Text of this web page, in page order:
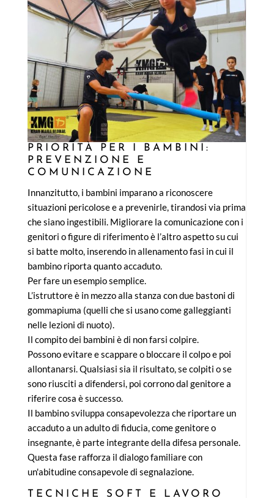
PRIORITÀ PER I BAMBINI:
PREVENZIONE E
COMUNICAZIONE
Innanzitutto, i bambini imparano a riconoscere
situazioni pericolose e a prevenirle, tirandosi via prima
che siano ingestibili. Migliorare la comunicazione con i
genitori o figure di riferimento è l’altro aspetto su cui
si batte molto, inserendo in allenamento fasi in cui il
bambino riporta quanto accaduto.
Per fare un esempio semplice.
L’istruttore è in mezzo alla stanza con due bastoni di
gommapiuma (quelli che si usano come galleggianti
nelle lezioni di nuoto).
Il compito dei bambini è di non farsi colpire.
Possono evitare e scappare o bloccare il colpo e poi
allontanarsi. Qualsiasi sia il risultato, se colpiti o se
sono riusciti a difendersi, poi corrono dal genitore a
riferire cosa è successo.
Il bambino sviluppa consapevolezza che riportare un
accaduto a un adulto di fiducia, come genitore o
insegnante, è parte integrante della difesa personale.
Questa fase rafforza il dialogo familiare con
un'abitudine consapevole di segnalazione.
TECNICHE SOFT E LAVORO